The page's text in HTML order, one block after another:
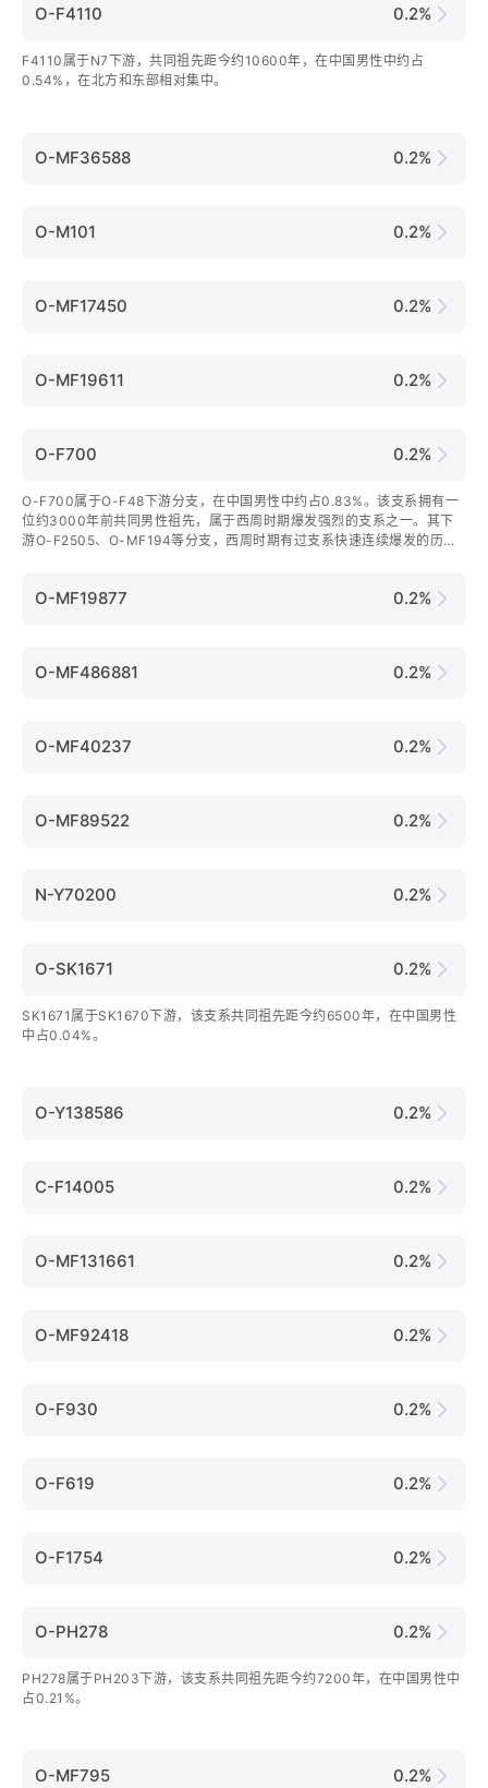
O-F4110 0.2%
F4110属于N7下游，共同祖先距今约10600年，在中国男性中约占
0.54%，在北方和东部相对集中。
O-MF36588 0.2%
O-M101 0.2%
O-MF17450 0.2%
O-MF19611 0.2%
O-F700 0.2%
O-F700属于O-F48下游分支，在中国男性中约占0.83%。该支系拥有一
位约3000年前共同男性祖先，属于西周时期爆发强烈的支系之一。其下
游O-F2505、O-MF194等分支，西周时期有过支系快速连续爆发的历
O-MF19877 0.2%
O-MF486881 0.2%
O-MF40237 0.2%
O-MF89522 0.2%
N-Y70200 0.2%
O-SK1671 0.2%
SK1671属于SK1670下游，该支系共同祖先距今约6500年，在中国男性
中占0.04%。
O-Y138586 0.2%
C-F14005 0.2%
O-MF131661 0.2%
O-MF92418 0.2%
O-F930 0.2%
O-F619 0.2%
O-F1754 0.2%
O-PH278 0.2%
PH278属于PH203下游，该支系共同祖先距今约7200年，在中国男性中
占0.21%。
O-MF795 0.2%